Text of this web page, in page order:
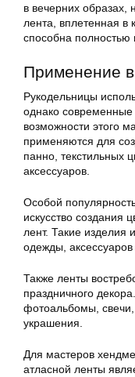
в вечерних образах,
лента, вплетенная в
способна полностью
Применение
Рукодельницы
однако современные
возможности этого
применяются для
панно, текстильных
аксессуаров.
Особой
искусство создания
лент. Такие изделия
одежды,
Также ленты
праздничного
фотоальбомы, свечи,
украшения.
Для мастеров
атласной ленты